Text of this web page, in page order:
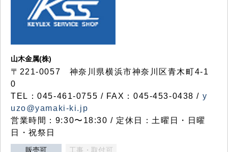
山木金属(株)
〒221-0057 神奈川県横浜市神奈川区青木町4-1
0
TEL：045-461-0755 / FAX：045-453-0438 / y
uzo@yamaki-ki.jp
営業時間：9:30〜18:30 / 定休日：土曜日・日曜
日・祝祭日
販売可 工事・取付可